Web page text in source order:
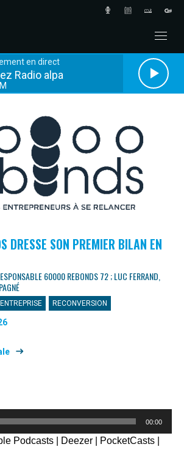
en direct
Radio alpa
DRESSE SON PREMIER BILAN EN
60000 REBONDS 72 ; LUC FERRAND,
ENTREPRISE RECONVERSION
00:00
Podcasts Deezer PocketCasts